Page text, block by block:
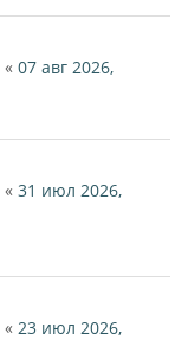
« 07 авг 2026,
« 31 июл 2026,
« 23 июл 2026,